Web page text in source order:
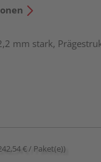
mm stark,
€ / Paket(e))